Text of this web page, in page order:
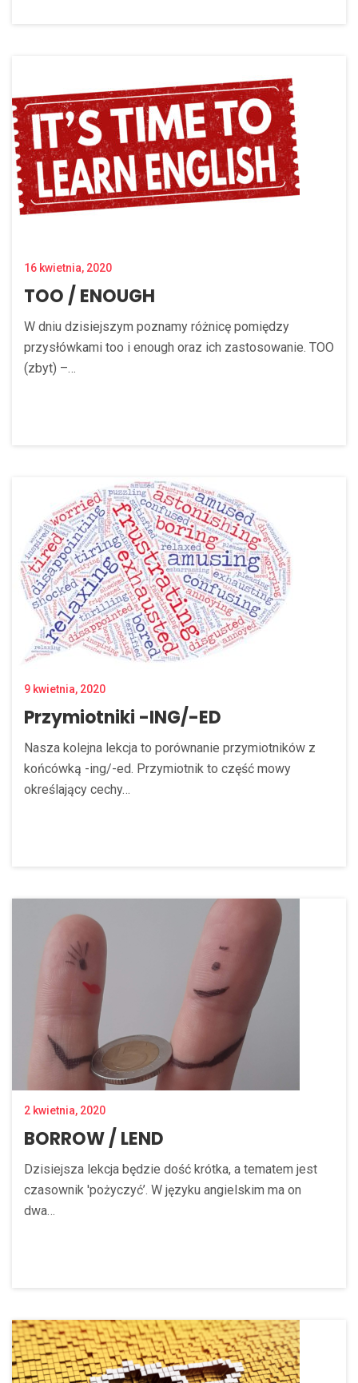
16 kwietnia, 2020
TOO / ENOUGH
W dniu dzisiejszym poznamy różnicę pomiędzy
przysłówkami too i enough oraz ich zastosowanie. TOO
(zbyt) –…
9 kwietnia, 2020
Przymiotniki -ING/-ED
Nasza kolejna lekcja to porównanie przymiotników z
końcówką -ing/-ed. Przymiotnik to część mowy
określający cechy…
2 kwietnia, 2020
BORROW / LEND
Dzisiejsza lekcja będzie dość krótka, a tematem jest
czasownik 'pożyczyć’. W języku angielskim ma on
dwa…